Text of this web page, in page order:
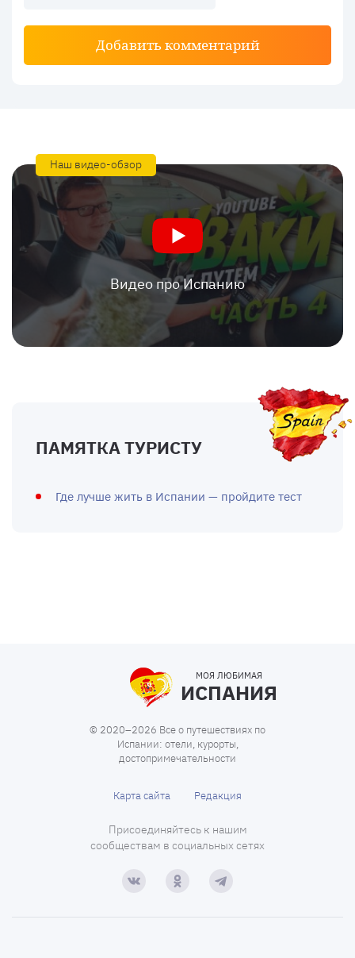
Добавить комментарий
Наш видео-обзор
Видео про Испанию
ПАМЯТКА ТУРИСТУ
Где лучше жить в Испании — пройдите тест
МОЯ ЛЮБИМАЯ
ИСПАНИЯ
© 2020–2026 Все о путешествиях по
Испании: отели, курорты,
достопримечательности
Карта сайта Редакция
Присоединяйтесь к нашим
сообществам в социальных сетях